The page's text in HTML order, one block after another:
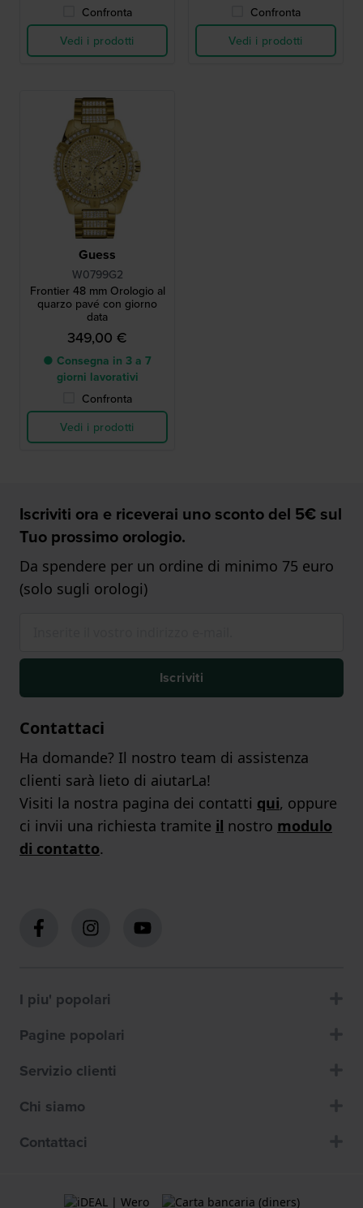
Confronta
Vedi i prodotti
Confronta
Vedi i prodotti
Guess
W0799G2
Frontier 48 mm Orologio al
quarzo pavé con giorno
data
349,00 €
● Consegna in 3 a 7
giorni lavorativi
Confronta
Vedi i prodotti
Iscriviti ora e riceverai uno sconto del 5€ sul
Tuo prossimo orologio.
Da spendere per un ordine di minimo 75 euro
(solo sugli orologi)
Iscriviti
Contattaci
Ha domande? Il nostro team di assistenza
clienti sarà lieto di aiutarLa!
Visiti la nostra pagina dei contatti qui, oppure
ci invii una richiesta tramite il nostro modulo
di contatto.
I piu' popolari
Pagine popolari
Servizio clienti
Chi siamo
Contattaci